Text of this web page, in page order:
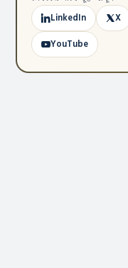
LinkedIn X
YouTube